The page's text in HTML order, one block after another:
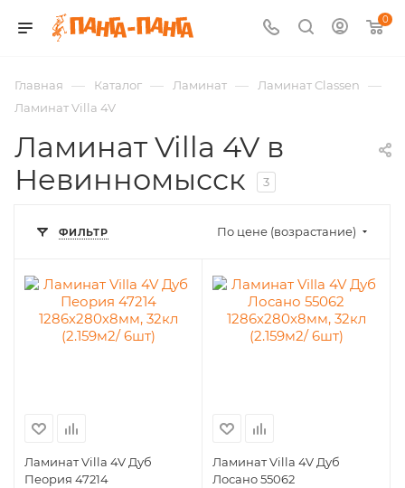
0
Главная — Каталог — Ламинат — Ламинат Classen —
Ламинат Villa 4V
Ламинат Villa 4V в
Невинномысск
3
ФИЛЬТР По цене (возрастание)
Ламинат Villa 4V Дуб
Пеория 47214
Ламинат Villa 4V Дуб
Лосано 55062